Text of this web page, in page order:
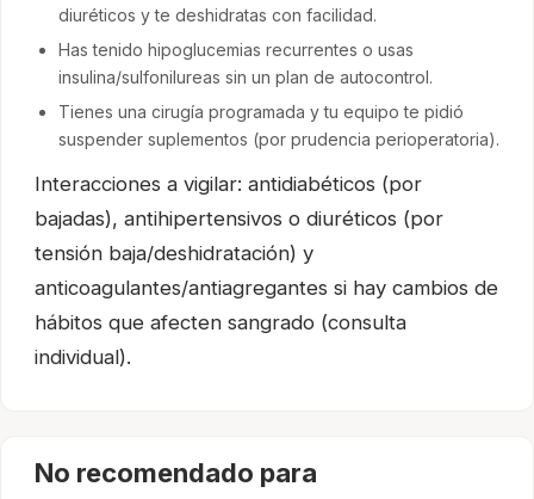
diuréticos y te deshidratas con facilidad.
Has tenido hipoglucemias recurrentes o usas
insulina/sulfonilureas sin un plan de autocontrol.
Tienes una cirugía programada y tu equipo te pidió
suspender suplementos (por prudencia perioperatoria).
Interacciones a vigilar: antidiabéticos (por
bajadas), antihipertensivos o diuréticos (por
tensión baja/deshidratación) y
anticoagulantes/antiagregantes si hay cambios de
hábitos que afecten sangrado (consulta
individual).
No recomendado para